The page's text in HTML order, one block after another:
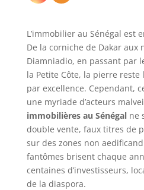
L’immobilier au Sénégal est
De la corniche de Dakar aux
Diamniadio, en passant par
la Petite Côte, la pierre reste
par excellence. Cependant,
une myriade d’acteurs
immobilières au Sénégalne
double vente, faux titres de
sur des zones non
fantômes brisent chaque
centaines d’investisseurs,
de la diaspora.